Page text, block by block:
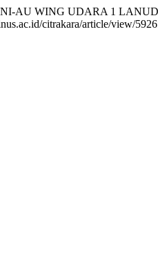
AU WING UDARA 1
citrakara/article/view/